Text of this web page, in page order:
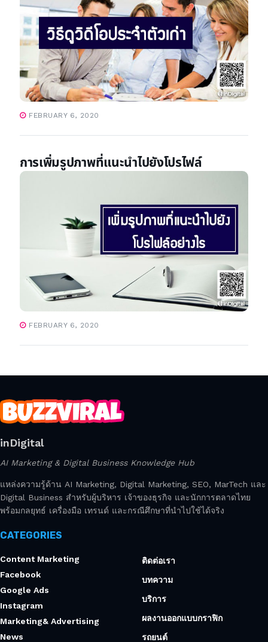
FEBRUARY 6, 2020
การเพิ่มรูปภาพที่แนะนำไปยังโปรไฟล์
FEBRUARY 6, 2020
inDigital
AI Marketing & Digital Business Knowledge Hub
แหล่งความรู้ด้าน AI Marketing, Digital Marketing, SEO, MarTech และ
Digital Business สำหรับผู้บริหาร เจ้าของธุรกิจ และนักการตลาดไทย
พร้อมกลยุทธ์ เครื่องมือ เทรนด์ และกรณีศึกษาที่นำไปใช้ได้จริง
CATEGORIES
Content Marketing
Facebook
Google Ads
Instagram
Marketing& Advertising
News
ติดต่อเรา
บทความ
บริการ
ผลงานออกแบบกราฟิก
รถยนต์